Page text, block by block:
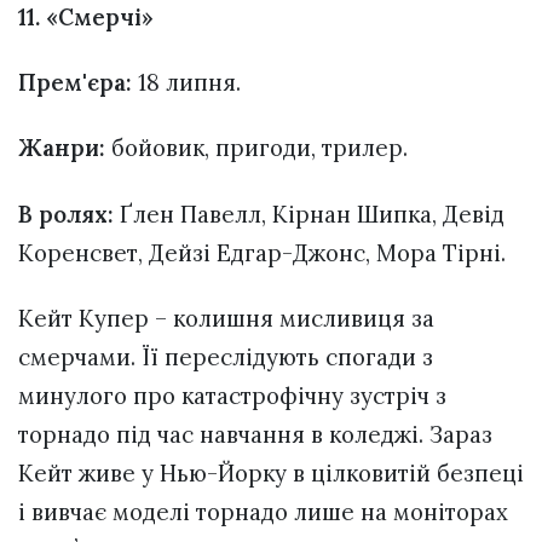
11. «Смерчі»
Прем'єра: 18 липня.
Жанри: бойовик, пригоди, трилер.
В ролях: Ґлен Павелл, Кірнан Шипка, Девід
Коренсвет, Дейзі Едгар-Джонс, Мора Тірні.
Кейт Купер – колишня мисливиця за
смерчами. Її переслідують спогади з
минулого про катастрофічну зустріч з
торнадо під час навчання в коледжі. Зараз
Кейт живе у Нью-Йорку в цілковитій безпеці
і вивчає моделі торнадо лише на моніторах